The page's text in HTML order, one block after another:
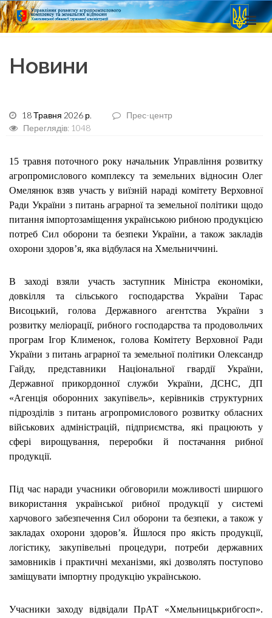
Новини
18 Травня 2026 р.
Прес-центр
Переглядів: 1048
15 травня поточного року начальник Управління розвитку
агропромислового комплексу та земельних відносин Олег
Омелянюк взяв участь у виїзній нараді комітету Верховної
Ради України з питань аграрної та земельної політики щодо
питання імпортозаміщення українською рибною продукцією
потреб Сил оборони та безпеки України, а також закладів
охорони здоров’я, яка відбулася на Хмельниччині.
В заході взяли участь заступник Міністра економіки,
довкілля та сільського господарства України Тарас
Висоцький, голова Державного агентства України з
розвитку меліорації, рибного господарства та продовольчих
програм Ігор Клименок, голова Комітету Верховної Ради
України з питань аграрної та земельної політики Олександр
Гайду, представники Національної гвардії України,
Державної прикордонної служби України, ДСНС, ДП
«Агенція оборонних закупівель», керівників структурних
підрозділів з питань агропромислового розвитку обласних
військових адміністрацій, підприємства, які працюють у
сфері вирощування, переробки й постачання рибної
продукції.
Під час наради учасники обговорили можливості ширшого
використання української рибної продукції у системі
харчового забезпечення Сил оборони та безпеки, а також у
закладах охорони здоров’я. Йшлося про якість продукції,
логістику, закупівельні процедури, потреби державних
замовників і практичні механізми, які дозволять поступово
заміщувати імпортну продукцію українською.
Учасники заходу відвідали ПрАТ «Хмельницькрибгосп».